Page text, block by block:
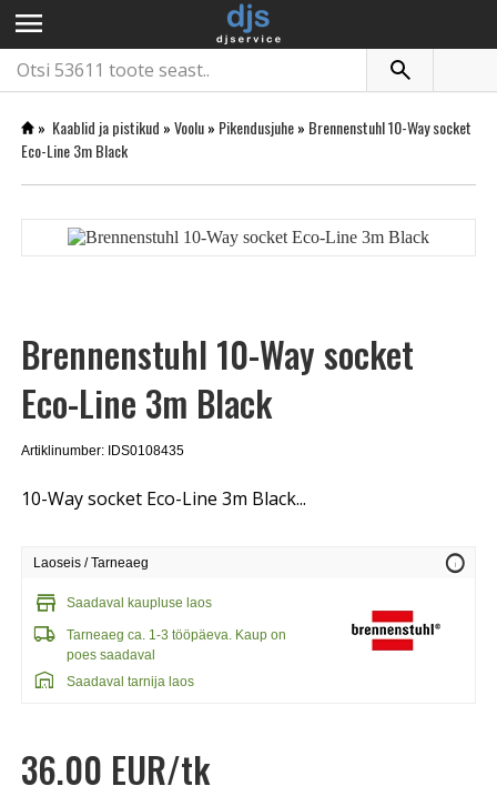
menu
» Kaablid ja pistikud »Voolu» Pikendusjuhe» Brennenstuhl 10-Way socket
Eco-Line 3m Black
Brennenstuhl 10-Way socket
Eco-Line 3m Black
Artiklinumber: IDS0108435
10-Way socket Eco-Line 3m Black...
Laoseis / Tarneaeg info
store Saadaval kaupluse laos
local_shipping
Tarneaeg ca. 1-3 tööpäeva. Kaup on
poes saadaval
warehouse Saadaval tarnija laos
36.00 EUR/tk